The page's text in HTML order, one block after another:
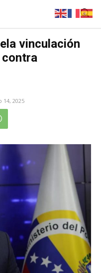
vinculación
contra
2025